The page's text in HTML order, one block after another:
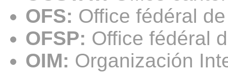
OFS: Office fédéral
OFSP: Office fédéral
OIM: Organización